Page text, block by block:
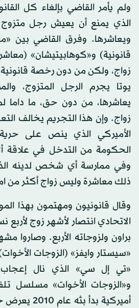
ولم يأمر القاضي بإلغاء كل
الذي يمنع أن يعيش رجل متزوج
ويعاشرها. وفرق القاضي بين
قانونية) و«كوهابيتيشان»
زواج، ولكن من دون رخصة
يوتا يجرم الرجل المتزوج،
يعاشرها، من دون حق، ما
زواج. وإن هذا التجريم يخالف
الأميركي الذي ينص على حرية
الحكومة من التدخل في
وفي ممارسة أي شخص لدينه
ذلك معاشرة وليس زواج أكثر من
وقال قانونيون ومهتمون بهذا
الاتحادي انتصار لأشهر زوج
براون ولزوجاته الأربع.
«سيستار وايفز» (الزوجات
«تي إل سي» الذي نال إعجاب
و«الزوجات الأخوات» مسلسل
أميركية بدأ